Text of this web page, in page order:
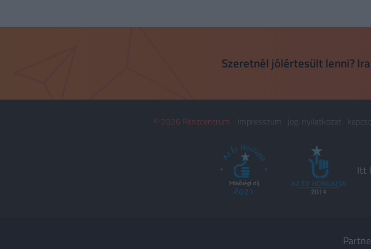
Szeretnél jólértesült lenni?
© 2026 Pénzcentrum impresszum jogi nyilatkozat
Itt